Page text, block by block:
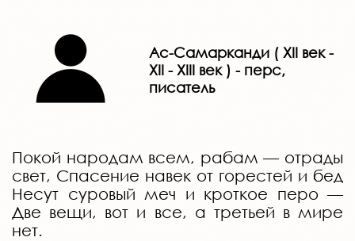
Ас-Самарканди ( XII век -
XII - XIII век ) - перс,
писатель
Покой народам всем, рабам — отрады
свет, Спасение навек от горестей и бед
Несут суровый меч и кроткое перо —
Две вещи, вот и все, а третьей в мире
нет.